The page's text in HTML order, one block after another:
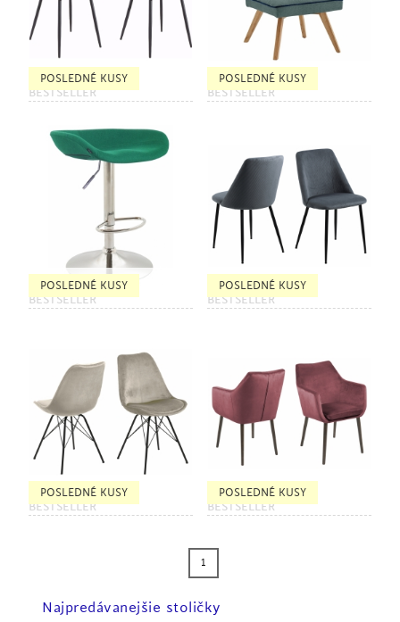
POSLEDNÉ KUSY
BESTSELLER
POSLEDNÉ KUSY
BESTSELLER
POSLEDNÉ KUSY
BESTSELLER
POSLEDNÉ KUSY
BESTSELLER
POSLEDNÉ KUSY
BESTSELLER
POSLEDNÉ KUSY
BESTSELLER
1
Najpredávanejšie stoličky